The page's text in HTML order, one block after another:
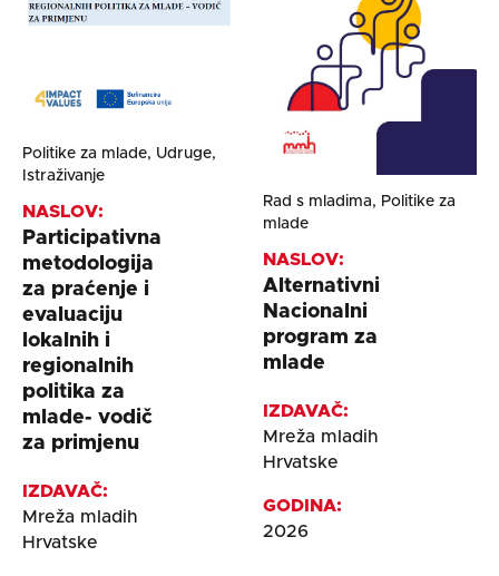
Politike za mlade, Udruge,
Istraživanje
NASLOV:
Participativna
metodologija
za praćenje i
evaluaciju
lokalnih i
regionalnih
politika za
mlade- vodič
za primjenu
IZDAVAČ:
Mreža mladih
Hrvatske
Rad s mladima, Politike za
mlade
NASLOV:
Alternativni
Nacionalni
program za
mlade
IZDAVAČ:
Mreža mladih
Hrvatske
GODINA:
2026